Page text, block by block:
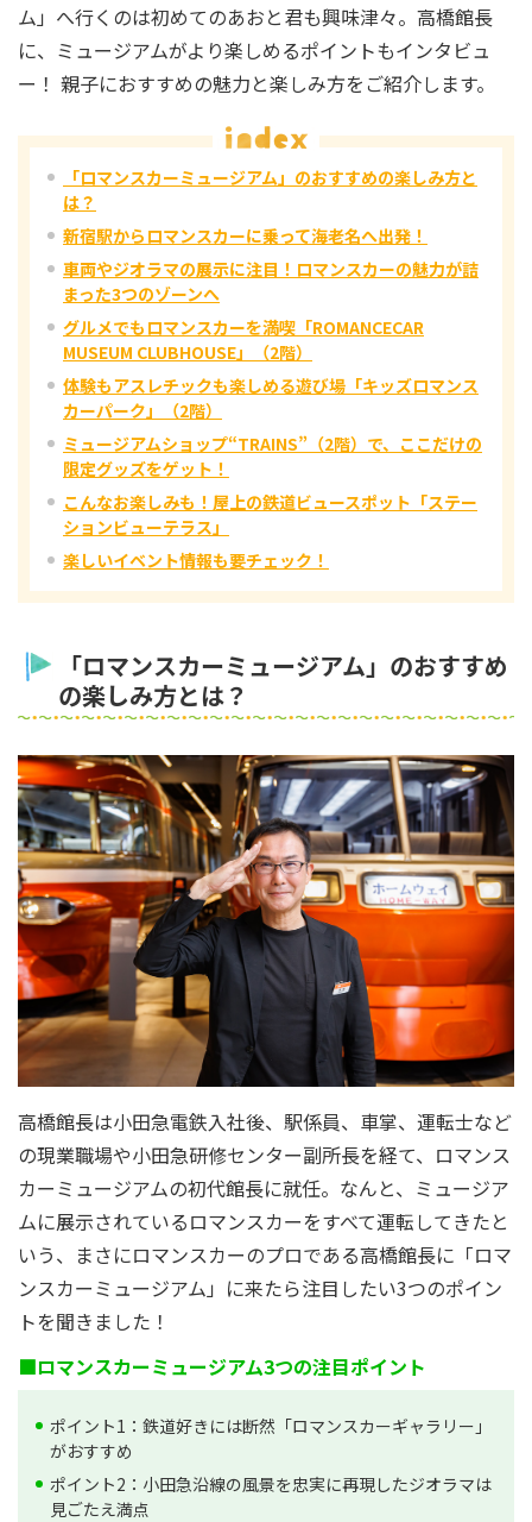
ム」へ行くのは初めてのあおと君も興味津々。高橋館長
に、ミュージアムがより楽しめるポイントもインタビュ
ー！ 親子におすすめの魅力と楽しみ方をご紹介します。
「ロマンスカーミュージアム」のおすすめの楽しみ方と
は？
新宿駅からロマンスカーに乗って海老名へ出発！
車両やジオラマの展示に注目！ロマンスカーの魅力が詰
まった3つのゾーンへ
グルメでもロマンスカーを満喫「ROMANCECAR
MUSEUM CLUBHOUSE」（2階）
体験もアスレチックも楽しめる遊び場「キッズロマンス
カーパーク」（2階）
ミュージアムショップ“TRAINS”（2階）で、ここだけの
限定グッズをゲット！
こんなお楽しみも！屋上の鉄道ビュースポット「ステー
ションビューテラス」
楽しいイベント情報も要チェック！
「ロマンスカーミュージアム」のおすすめ
の楽しみ方とは？
高橋館長は小田急電鉄入社後、駅係員、車掌、運転士など
の現業職場や小田急研修センター副所長を経て、ロマンス
カーミュージアムの初代館長に就任。なんと、ミュージア
ムに展示されているロマンスカーをすべて運転してきたと
いう、まさにロマンスカーのプロである高橋館長に「ロマ
ンスカーミュージアム」に来たら注目したい3つのポイン
トを聞きました！
■ロマンスカーミュージアム3つの注目ポイント
ポイント1：鉄道好きには断然「ロマンスカーギャラリー」
がおすすめ
ポイント2：小田急沿線の風景を忠実に再現したジオラマは
見ごたえ満点